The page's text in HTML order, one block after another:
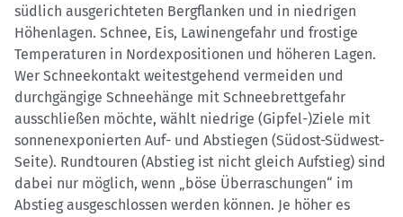
südlich ausgerichteten Bergflanken und in niedrigen
Höhenlagen. Schnee, Eis, Lawinengefahr und frostige
Temperaturen in Nordexpositionen und höheren Lagen.
Wer Schneekontakt weitestgehend vermeiden und
durchgängige Schneehänge mit Schneebrettgefahr
ausschließen möchte, wählt niedrige (Gipfel-)Ziele mit
sonnenexponierten Auf- und Abstiegen (Südost-Südwest-
Seite). Rundtouren (Abstieg ist nicht gleich Aufstieg) sind
dabei nur möglich, wenn „böse Überraschungen“ im
Abstieg ausgeschlossen werden können. Je höher es